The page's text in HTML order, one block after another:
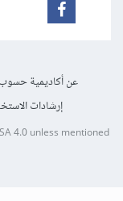
عن أكاديمية حسوب
إرشادات
4.0unless mentioned